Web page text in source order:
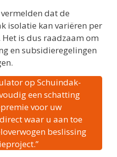
dat de
isolatie kan variëren per
is dus raadzaam om
en subsidieregelingen
op Schuindak-
een schatting
voor uw
waar u aan toe
beslissing